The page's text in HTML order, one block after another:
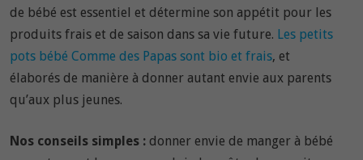
de bébé est essentiel et détermine son appétit pour les
produits frais et de saison dans sa vie future. Les petits
pots bébé Comme des Papas sont bio et frais, et
élaborés de manière à donner autant envie aux parents
qu’aux plus jeunes.
Nos conseils simples : donner envie de manger à bébé